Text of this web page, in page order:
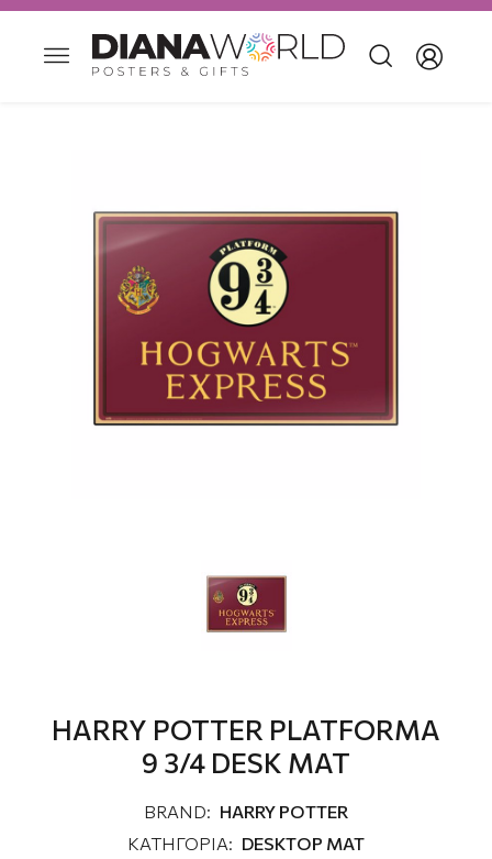
HARRY POTTER PLATFORMA
9 3/4 DESK MAT
BRAND: HARRY POTTER
ΚΑΤΗΓΟΡΙΑ: DESKTOP MAT